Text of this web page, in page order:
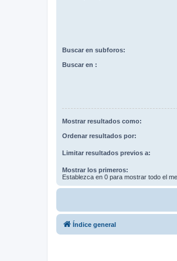
Buscar en subforos:
Buscar en :
Mostrar resultados como:
Ordenar resultados por:
Limitar resultados previos a:
Mostrar los primeros:
Establezca en 0 para mostrar todo el
Índice general